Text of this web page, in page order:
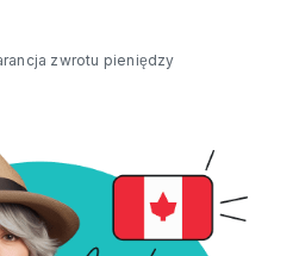
zwrotu pieniędzy